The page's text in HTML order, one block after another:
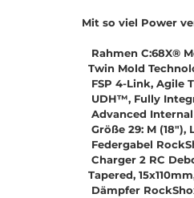
Mit so viel Power ve
Rahmen C:68X®
Twin Mold
FSP 4-Link, Agile
UDH™, Fully
Advanced
Größe 29: M (18"),
Federgabel
Charger 2 RC
Tapered,
Dämpfer